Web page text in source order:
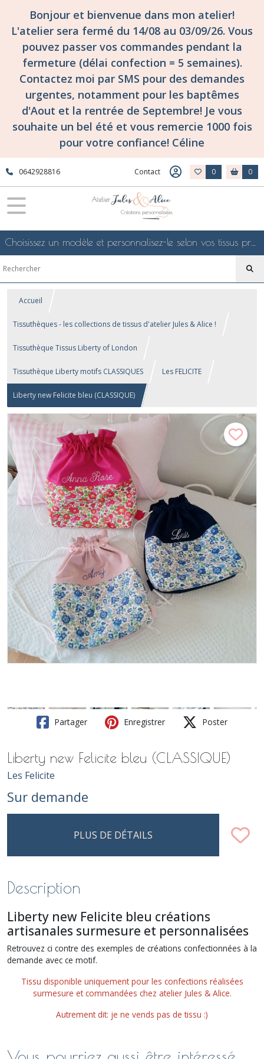
Bonjour et bienvenue dans mon atelier!
L'atelier sera fermé du 14/08 au 03/09/26. Vous
pouvez passer vos commandes pendant la
fermeture (délai confection = 5 semaines).
Contactez moi par SMS pour des demandes
urgentes, notamment pour les baptêmes
d'Aout et la rentrée de Septembre! Je vous
souhaite un bel été et vous remercie 1000 fois
pour votre confiance! Céline
0642928816 Contact 0 0
Choisissez un modèle et personnalisez-le selon vos tissus préférés de mes collections en ligne, je le confectionnerai selon vos souhaits
Accueil
Tissuthèques - les collections de tissus d'atelier Jules & Alice !
Tissuthèque Tissus Liberty of London
Tissuthèque Liberty motifs CLASSIQUES Les FELICITE
Liberty new Felicite bleu (CLASSIQUE)
Partager Enregistrer Poster
Liberty new Felicite bleu (CLASSIQUE)
Les Felicite
Sur demande
PLUS DE DÉTAILS
Description
Liberty new Felicite bleu créations
artisanales surmesure et personnalisées
Retrouvez ci contre des exemples de créations confectionnées à la
demande avec ce motif.
Tissu disponible uniquement pour les confections réalisées
surmesure et commandées chez atelier Jules & Alice.
Autrement dit: je ne vends pas de tissu :)